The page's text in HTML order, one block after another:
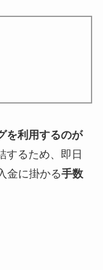
を利用するのが
するため、即日
金に掛かる手数